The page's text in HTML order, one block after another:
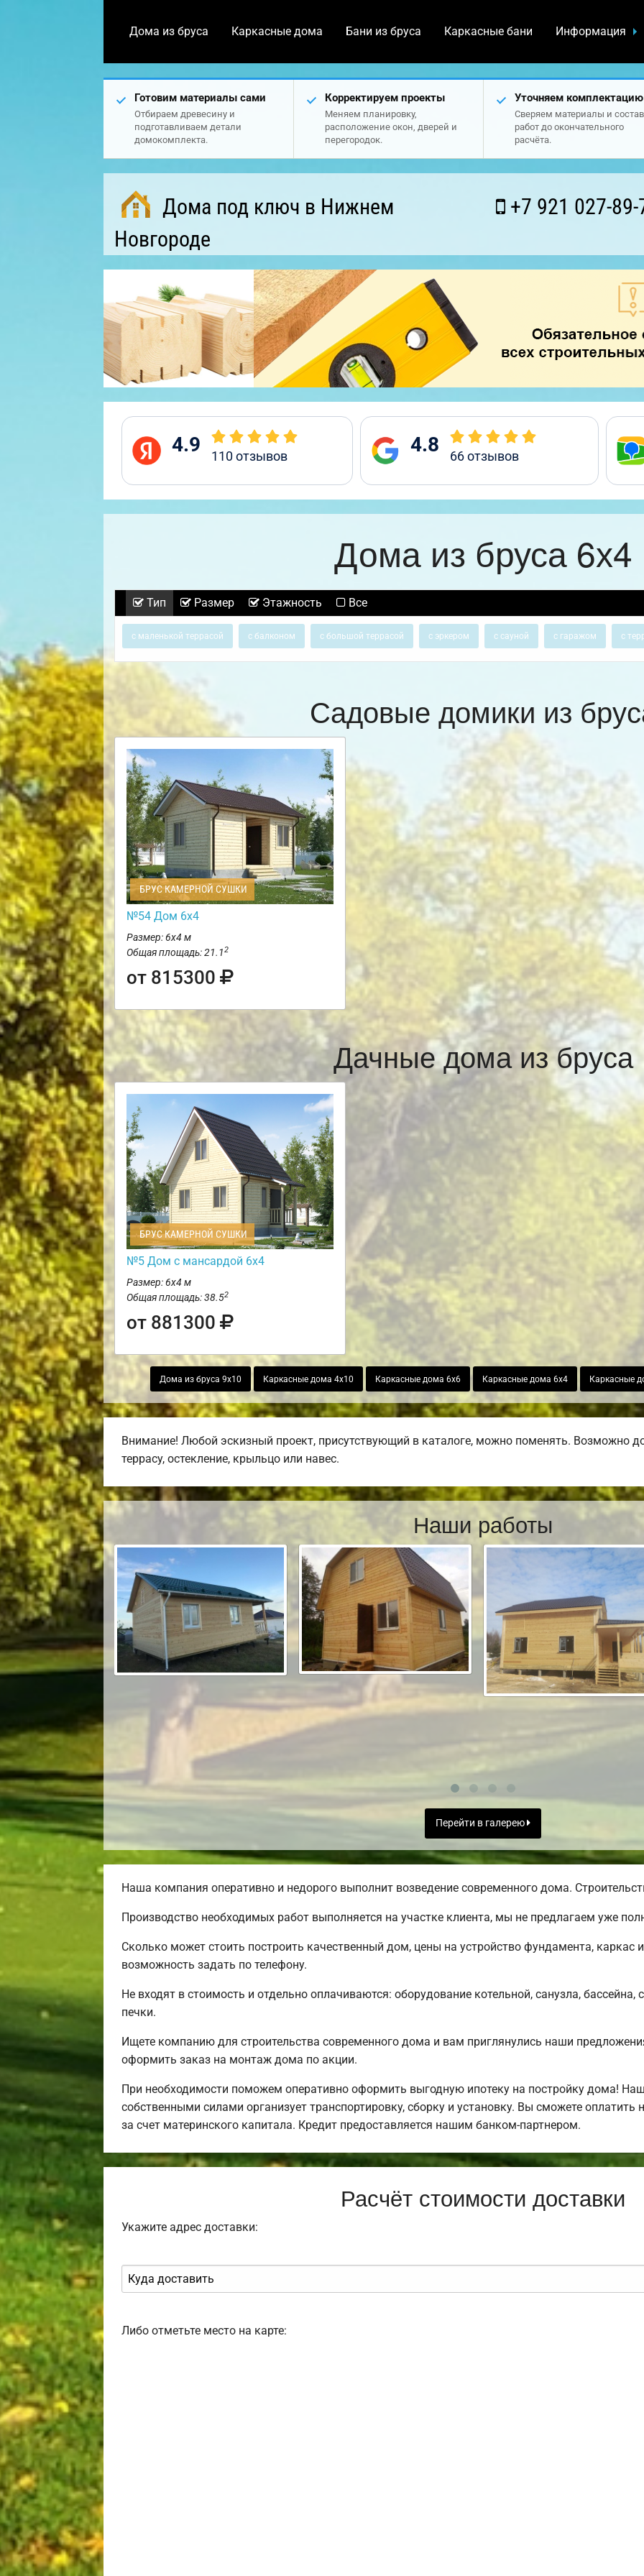
Дома из бруса Каркасные дома Бани из бруса Каркасные бани Информация
Готовим материалы сами
Отбираем древесину и
подготавливаем детали
домокомплекта.
Корректируем проекты
Меняем планировку,
расположение окон, дверей и
перегородок.
Уточняем комплектацию
Сверяем материалы и состав
работ до окончательного
расчёта.
Дома под ключ в Нижнем
Новгороде
+7 921 027-89-
4.9 110отзывов 4.8 66отзывов
Дома из бруса 6х4
Тип Размер Этажность Все
с маленькой террасой с балконом с большой террасой с эркером с сауной с гаражом с
Садовые домики из
БРУС КАМЕРНОЙ СУШКИ
№54 Дом 6х4
Размер: 6х4 м
Общая площадь: 21.12
от 815300
Дачные дома из бруса
БРУС КАМЕРНОЙ СУШКИ
№5 Дом с мансардой 6х4
Размер: 6х4 м
Общая площадь: 38.52
от 881300
Дома из бруса 9х10 Каркасные дома 4х10 Каркасные дома 6х6 Каркасные дома 6х4 Каркасные
Внимание! Любой эскизный проект, присутствующий в каталоге, можно поменять. Возможно
террасу, остекление, крыльцо или навес.
Наши работы
Перейти в галерею
Наша компания оперативно и недорого выполнит возведение современного дома.
Производство необходимых работ выполняется на участке клиента, мы не предлагаем уже
Сколько может стоить построить качественный дом, цены на устройство фундамента,
возможность задать по телефону.
Не входят в стоимость и отдельно оплачиваются: оборудование котельной, санузла,
печки.
Ищете компанию для строительства современного дома и вам приглянулись наши
оформить заказ на монтаж дома по акции.
При необходимости поможем оперативно оформить выгодную ипотеку на постройку дома!
собственными силами организует транспортировку, сборку и установку. Вы сможете
за счет материнского капитала. Кредит предоставляется нашим банком-партнером.
Расчёт стоимости доставки
Укажите адрес доставки:
Либо отметьте место на карте: